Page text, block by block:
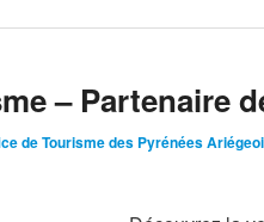
– Partenaire
de Tourisme des Pyrénées